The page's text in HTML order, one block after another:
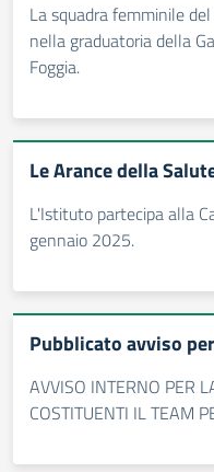
La squadra femminile
nella graduatoria della
Foggia.
Le Arance della
L'Istituto partecipa alla
gennaio 2025.
Pubblicato avviso
AVVISO INTERNO PER
COSTITUENTI IL TEAM